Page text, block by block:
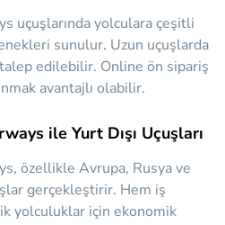
uçuşlarında yolculara çeşitli
sunulur. Uzun uçuşlarda
edilebilir. Online ön sipariş
avantajlı olabilir.
ile Yurt Dışı Uçuşları
özellikle Avrupa, Rusya ve
gerçekleştirir. Hem iş
yolculuklar için ekonomik